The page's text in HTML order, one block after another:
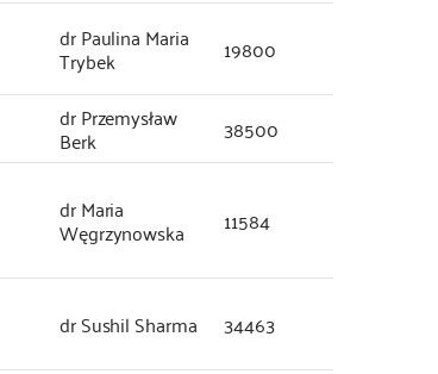
dr Paulina Maria
Trybek 19800
dr Przemysław
Berk 38500
dr Maria
Węgrzynowska 11584
dr Sushil Sharma 34463